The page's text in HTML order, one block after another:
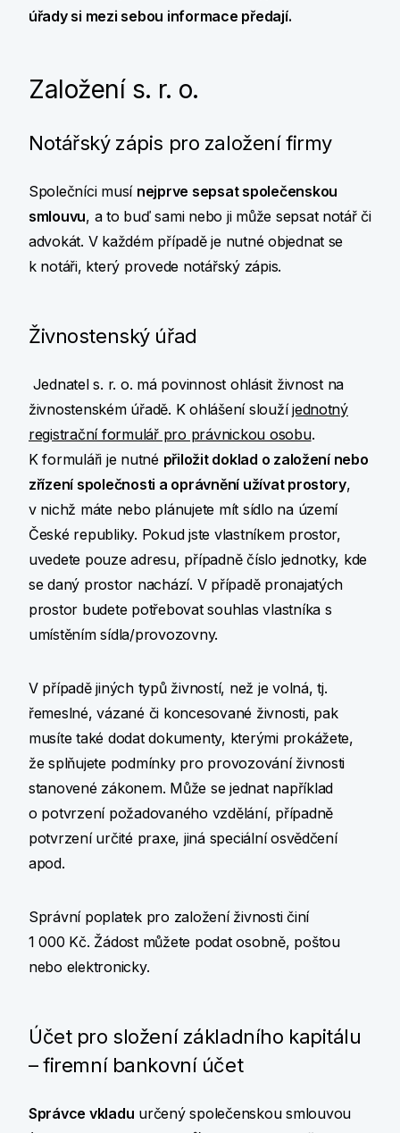
úřady si mezi sebou informace předají.
Založení s. r. o.
Notářský zápis pro založení firmy
Společníci musí nejprve sepsat společenskou
smlouvu, a to buď sami nebo ji může sepsat notář či
advokát. V každém případě je nutné objednat se
k notáři, který provede notářský zápis.
Živnostenský úřad
Jednatel s. r. o. má povinnost ohlásit živnost na
živnostenském úřadě. K ohlášení sloužíjednotný
registrační formulář pro právnickou osobu.
K formuláři je nutné přiložit doklad o založení nebo
zřízení společnosti a oprávnění užívat prostory,
v nichž máte nebo plánujete mít sídlo na území
České republiky. Pokud jste vlastníkem prostor,
uvedete pouze adresu, případně číslo jednotky, kde
se daný prostor nachází. V případě pronajatých
prostor budete potřebovat souhlas vlastníka s
umístěním sídla/provozovny.
V případě jiných typů živností, než je volná, tj.
řemeslné, vázané či koncesované živnosti, pak
musíte také dodat dokumenty, kterými prokážete,
že splňujete podmínky pro provozování živnosti
stanovené zákonem. Může se jednat například
o potvrzení požadovaného vzdělání, případně
potvrzení určité praxe, jiná speciální osvědčení
apod.
Správní poplatek pro založení živnosti činí
1 000 Kč. Žádost můžete podat osobně, poštou
nebo elektronicky.
Účet pro složení základního kapitálu
– firemní bankovní účet
Správce vkladu určený společenskou smlouvou